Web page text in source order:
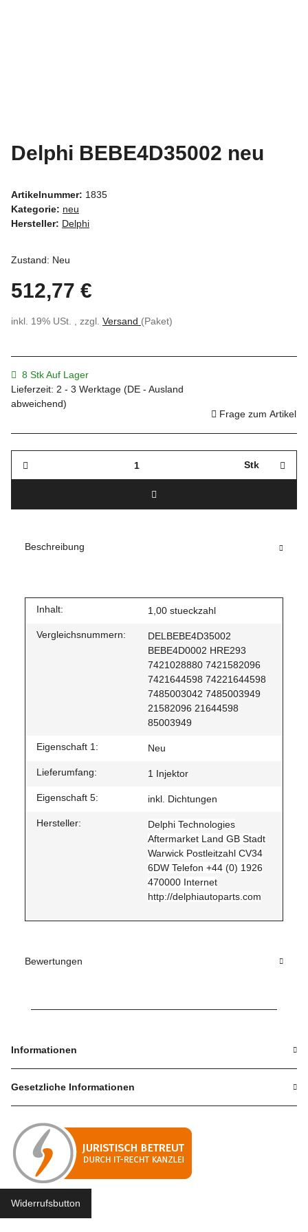
Delphi BEBE4D35002 neu
Artikelnummer: 1835
Kategorie: neu
Hersteller: Delphi
Zustand: Neu
512,77 €
inkl. 19% USt. , zzgl. Versand (Paket)
8 Stk Auf Lager
Lieferzeit: 2 - 3 Werktage (DE - Ausland
abweichend)
Frage zum Artikel
Stk
Beschreibung
Inhalt: 1,00 stueckzahl
Vergleichsnummern:
DELBEBE4D35002
BEBE4D0002 HRE293
7421028880 7421582096
7421644598 74221644598
7485003042 7485003949
21582096 21644598
85003949
Eigenschaft 1: Neu
Lieferumfang: 1 Injektor
Eigenschaft 5: inkl. Dichtungen
Hersteller:
Delphi Technologies
Aftermarket Land GB Stadt
Warwick Postleitzahl CV34
6DW Telefon +44 (0) 1926
470000 Internet
http://delphiautoparts.com
Bewertungen
Informationen
Gesetzliche Informationen
Widerrufsbutton